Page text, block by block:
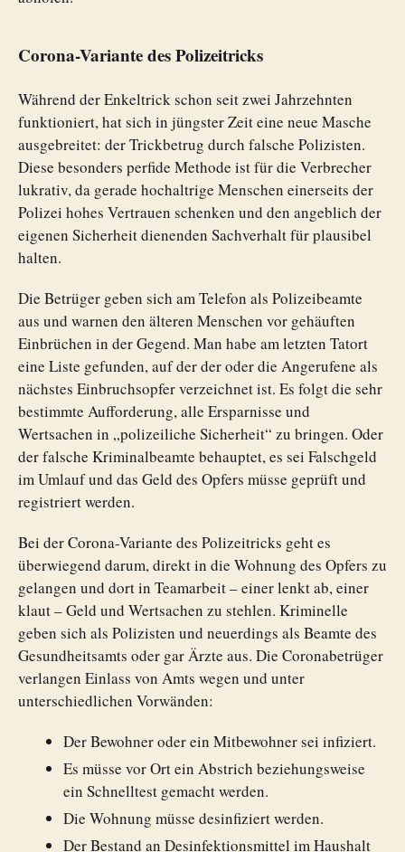
Corona-Variante des Polizeitricks
Während der Enkeltrick schon seit zwei Jahrzehnten
funktioniert, hat sich in jüngster Zeit eine neue Masche
ausgebreitet: der Trickbetrug durch falsche Polizisten.
Diese besonders perfide Methode ist für die Verbrecher
lukrativ, da gerade hochaltrige Menschen einerseits der
Polizei hohes Vertrauen schenken und den angeblich der
eigenen Sicherheit dienenden Sachverhalt für plausibel
halten.
Die Betrüger geben sich am Telefon als Polizeibeamte
aus und warnen den älteren Menschen vor gehäuften
Einbrüchen in der Gegend. Man habe am letzten Tatort
eine Liste gefunden, auf der der oder die Angerufene als
nächstes Einbruchsopfer verzeichnet ist. Es folgt die sehr
bestimmte Aufforderung, alle Ersparnisse und
Wertsachen in „polizeiliche Sicherheit“ zu bringen. Oder
der falsche Kriminalbeamte behauptet, es sei Falschgeld
im Umlauf und das Geld des Opfers müsse geprüft und
registriert werden.
Bei der Corona-Variante des Polizeitricks geht es
überwiegend darum, direkt in die Wohnung des Opfers zu
gelangen und dort in Teamarbeit – einer lenkt ab, einer
klaut – Geld und Wertsachen zu stehlen. Kriminelle
geben sich als Polizisten und neuerdings als Beamte des
Gesundheitsamts oder gar Ärzte aus. Die Coronabetrüger
verlangen Einlass von Amts wegen und unter
unterschiedlichen Vorwänden:
Der Bewohner oder ein Mitbewohner sei infiziert.
Es müsse vor Ort ein Abstrich beziehungsweise
ein Schnelltest gemacht werden.
Die Wohnung müsse desinfiziert werden.
Der Bestand an Desinfektionsmittel im Haushalt